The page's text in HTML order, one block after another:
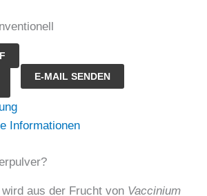
E-MAIL SENDEN
Informationen
wird aus der Frucht von Vaccinium